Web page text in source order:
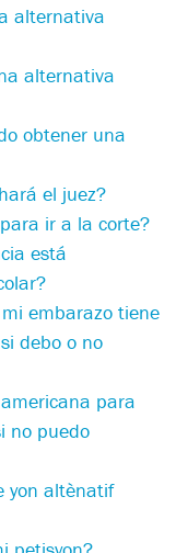
alternativa
alternativa
obtener una
el juez?
ir a la corte?
está
?
embarazo tiene
debo o no
para
no puedo
yon altènatif